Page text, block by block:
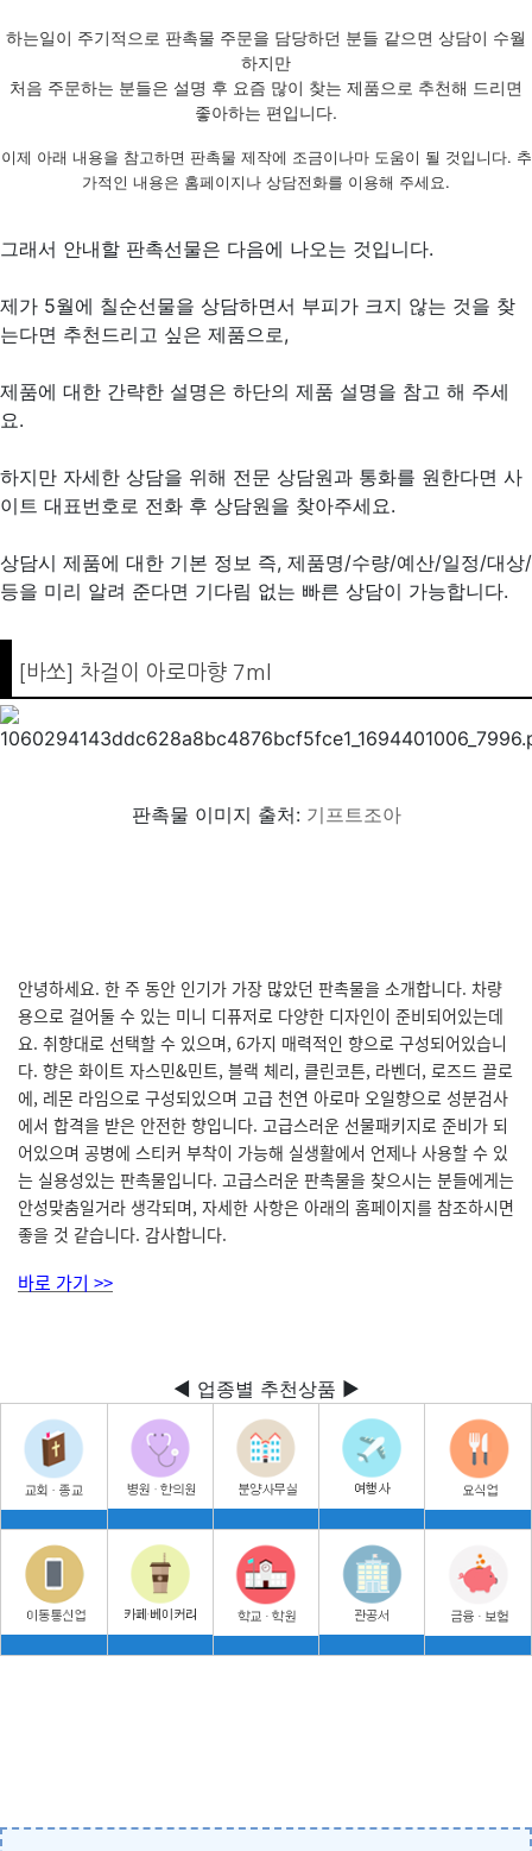
하는일이 주기적으로 판촉물 주문을 담당하던 분들 같으면 상담이 수월
하지만
처음 주문하는 분들은 설명 후 요즘 많이 찾는 제품으로 추천해 드리면
좋아하는 편입니다.
이제 아래 내용을 참고하면 판촉물 제작에 조금이나마 도움이 될 것입니다. 추
가적인 내용은 홈페이지나 상담전화를 이용해 주세요.
그래서 안내할 판촉선물은 다음에 나오는 것입니다.
제가 5월에 칠순선물을 상담하면서 부피가 크지 않는 것을 찾
는다면 추천드리고 싶은 제품으로,
제품에 대한 간략한 설명은 하단의 제품 설명을 참고 해 주세
요.
하지만 자세한 상담을 위해 전문 상담원과 통화를 원한다면 사
이트 대표번호로 전화 후 상담원을 찾아주세요.
상담시 제품에 대한 기본 정보 즉, 제품명/수량/예산/일정/대상/
등을 미리 알려 준다면 기다림 없는 빠른 상담이 가능합니다.
[바쏘] 차걸이 아로마향 7ml
판촉물 이미지 출처: 기프트조아
안녕하세요. 한 주 동안 인기가 가장 많았던 판촉물을 소개합니다. 차량
용으로 걸어둘 수 있는 미니 디퓨저로 다양한 디자인이 준비되어있는데
요. 취향대로 선택할 수 있으며, 6가지 매력적인 향으로 구성되어있습니
다. 향은 화이트 자스민&민트, 블랙 체리, 클린코튼, 라벤더, 로즈드 끌로
에, 레몬 라임으로 구성되있으며 고급 천연 아로마 오일향으로 성분검사
에서 합격을 받은 안전한 향입니다. 고급스러운 선물패키지로 준비가 되
어있으며 공병에 스티커 부착이 가능해 실생활에서 언제나 사용할 수 있
는 실용성있는 판촉물입니다. 고급스러운 판촉물을 찾으시는 분들에게는
안성맞춤일거라 생각되며, 자세한 사항은 아래의 홈페이지를 참조하시면
좋을 것 같습니다. 감사합니다.
바로 가기 >>
◀ 업종별 추천상품 ▶